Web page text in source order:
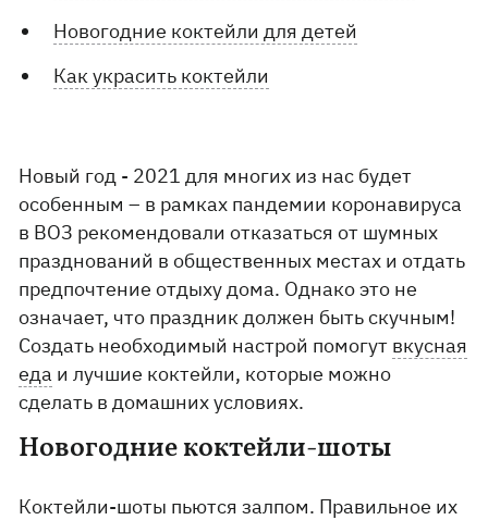
Новогодние коктейли для детей
Как украсить коктейли
Новый год - 2021 для многих из нас будет
особенным – в рамках пандемии коронавируса
в ВОЗ рекомендовали отказаться от шумных
празднований в общественных местах и отдать
предпочтение отдыху дома. Однако это не
означает, что праздник должен быть скучным!
Создать необходимый настрой помогут вкусная
еда и лучшие коктейли, которые можно
сделать в домашних условиях.
Новогодние коктейли-шоты
Коктейли-шоты пьются залпом. Правильное их